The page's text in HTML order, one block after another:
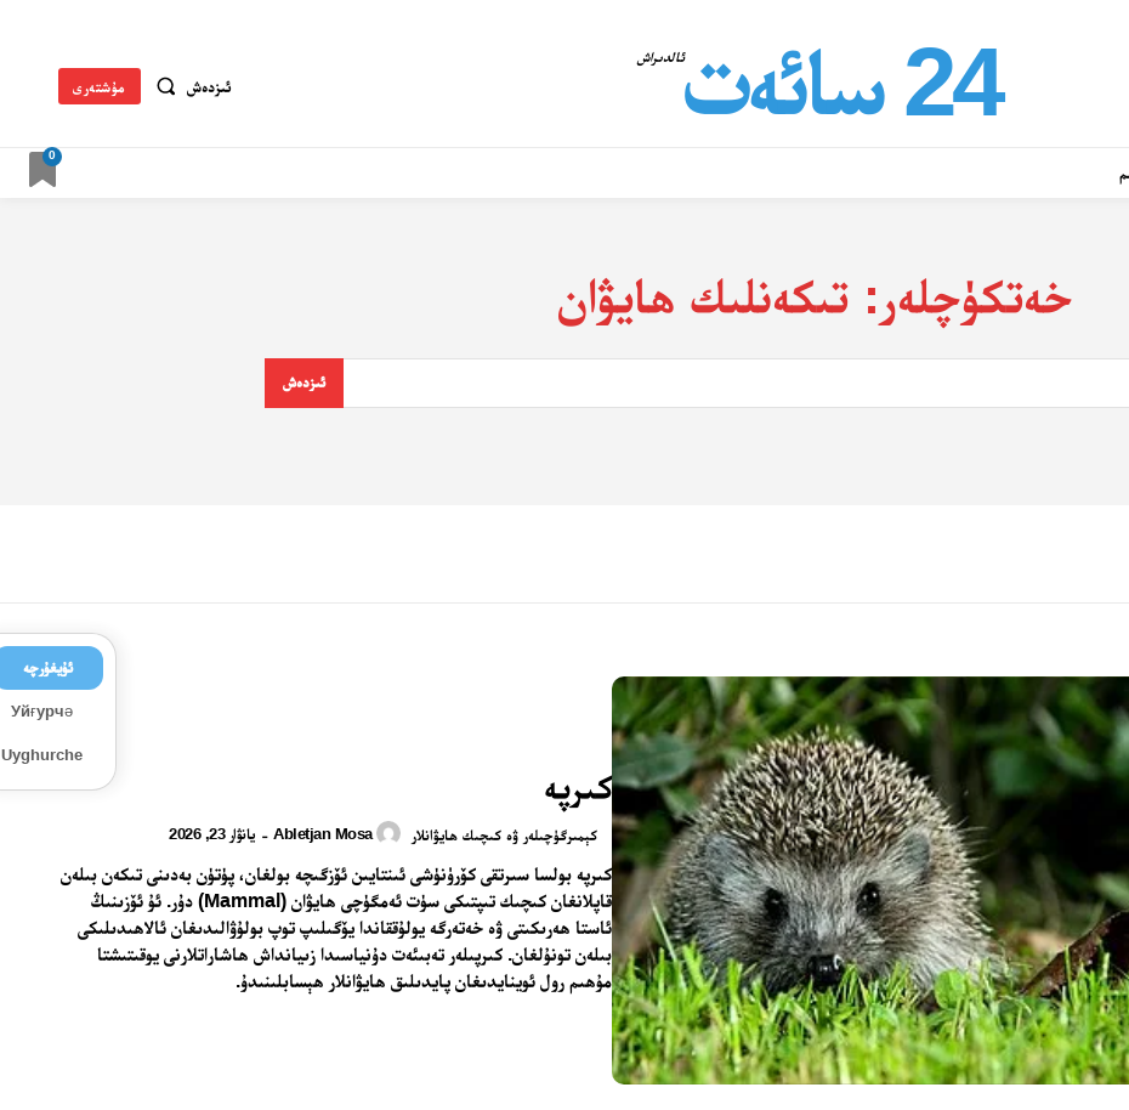
24 سائەت ئالدىراش
ئىزدەش مۇشتەرى
0
خەتكۈچلەر: تىكەنلىك ھايۋان
ئىزدەش
كىرپە
كېمىرگۈچىلەر ۋە كىچىك ھايۋانلار Abletjan Mosa
- يانۋار 23, 2026
كىرپە بولسا سىرتقى كۆرۈنۈشى ئىنتايىن ئۆزگىچە بولغان، پۈتۈن بەدىنى تىكەن بىلەن
قاپلانغان كىچىك تىپتىكى سۈت ئەمگۈچى ھايۋان (Mammal) دۇر. ئۇ ئۆزىنىڭ
ئاستا ھەرىكىتى ۋە خەتەرگە يولۇققاندا يۆگىلىپ توپ بولۇۋالىدىغان ئالاھىدىلىكى
بىلەن تونۇلغان. كىرپىلەر تەبىئەت دۇنياسىدا زىيانداش ھاشاراتلارنى يوقىتىشتا
مۇھىم رول ئوينايدىغان پايدىلىق ھايۋانلار ھېسابلىنىدۇ.
ئۇيغۇرچە
Уйғурчә
Uyghurche